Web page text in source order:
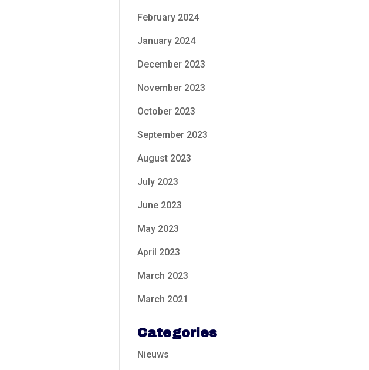
February 2024
January 2024
December 2023
November 2023
October 2023
September 2023
August 2023
July 2023
June 2023
May 2023
April 2023
March 2023
March 2021
Categories
Nieuws